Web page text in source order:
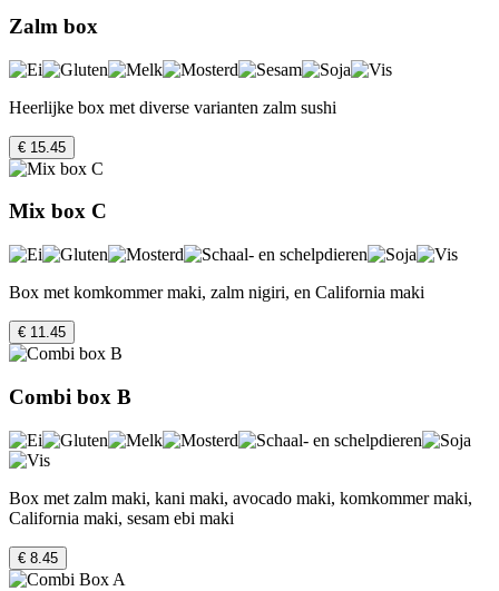
Zalm box
Heerlijke box met diverse varianten zalm sushi
€ 15.45
Mix box C
Box met komkommer maki, zalm nigiri, en California maki
€ 11.45
Combi box B
Box met zalm maki, kani maki, avocado maki, komkommer maki,
California maki, sesam ebi maki
€ 8.45